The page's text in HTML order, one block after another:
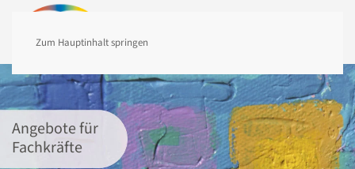
Zum Hauptinhalt springen
Angebote für
Fachkräfte